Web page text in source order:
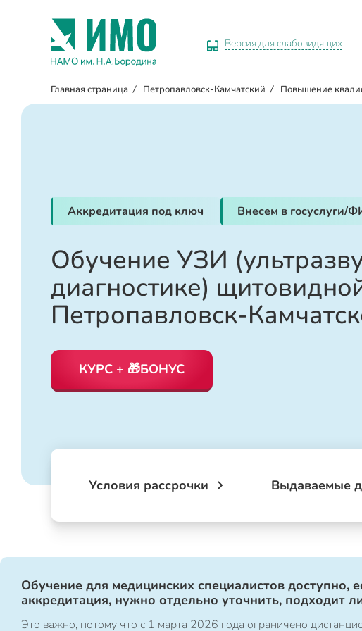
Версия для слабовидящих
Главная страница / Петропавловск-Камчатский / Повышение
Аккредитация под ключ Внесем в
Обучение УЗИ
диагностике)
Петропавловск-
КУРС + 🎁БОНУС
Условия рассрочки Выдаваемые
Обучение для медицинских специалистов
аккредитация, нужно отдельно уточнить, подходит
Это важно, потому что с 1 марта 2026 года ограничено